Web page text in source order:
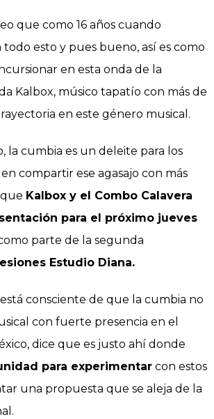
que como 16 años cuando
esto y pues bueno, así es como
en esta onda de la
Kalbox, músico tapatío con más de
en este género musical.
la cumbia es un deleite para los
compartir ese agasajo con más
Kalbox y el Combo Calavera
para el próximo jueves
parte de la segunda
Estudio Diana.
consciente de que la cumbia no
con fuerte presencia en el
dice que es justo ahí donde
para experimentar con estos
una propuesta que se aleja de la